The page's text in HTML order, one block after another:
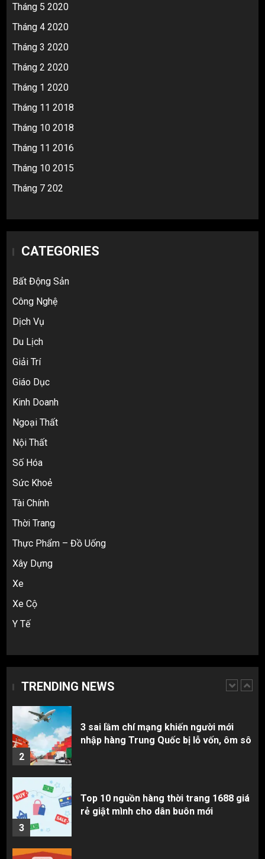
Tháng 5 2020
Tháng 4 2020
Tháng 3 2020
Tháng 2 2020
Tháng 1 2020
Tháng 11 2018
Tháng 10 2018
Tháng 11 2016
Tháng 10 2015
Tháng 7 202
CATEGORIES
Bất Động Sản
Công Nghệ
Dịch Vụ
Du Lịch
Giải Trí
Giáo Dục
Kinh Doanh
Ngoại Thất
Nội Thất
Số Hóa
Sức Khoẻ
Tài Chính
Thời Trang
Thực Phẩm – Đồ Uống
Xây Dựng
Xe
Xe Cộ
Y Tế
TRENDING NEWS
3
5
2
3 sai lầm chí mạng khiến người mới
nhập hàng Trung Quốc bị lỗ vốn, ôm sô
3
Top 10 nguồn hàng thời trang 1688 giá
rẻ giật mình cho dân buôn mới
4
Review Top 5 Công Ty Ký Gửi Hàng
Taobao Uy Tín Nhất Tại TP.HCM